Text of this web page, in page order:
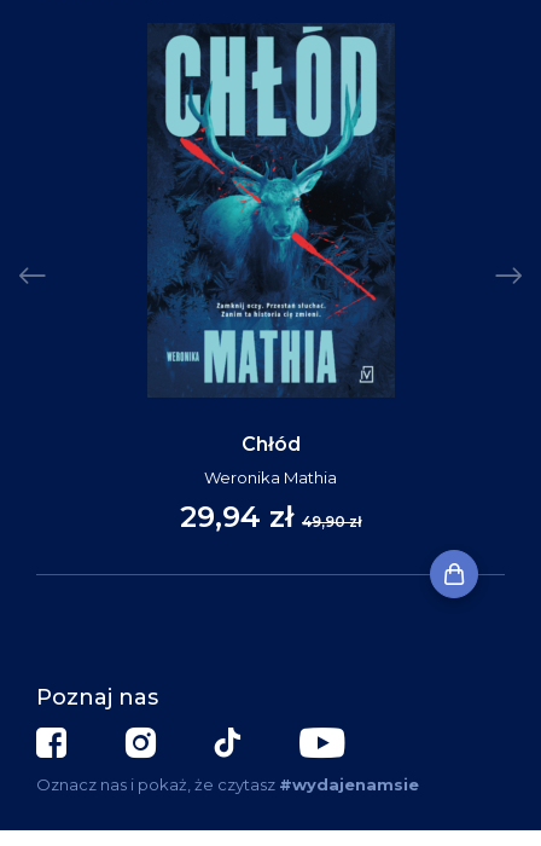
Chłód
Weronika Mathia
29,94 zł 49,90 zł
Poznaj nas
Oznacz nas i pokaż, że czytasz #wydajenamsie